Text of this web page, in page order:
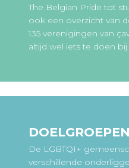
The Belgian Pride tot
ook een overzicht van
135 verenigingen van
altijd wel iets te doen
DOELGROEPEN
De LGBTQI+
verschillende